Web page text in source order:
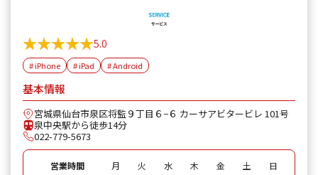
★★★★★
★★★★★5.0
# iPhone # iPad # Android
基本情報
宮城県仙台市泉区将監９丁目６−６ カーサアビタービレ 101号
泉中央駅から徒歩14分
022-779-5673
営業時間 月 火 水 木 金 土
日